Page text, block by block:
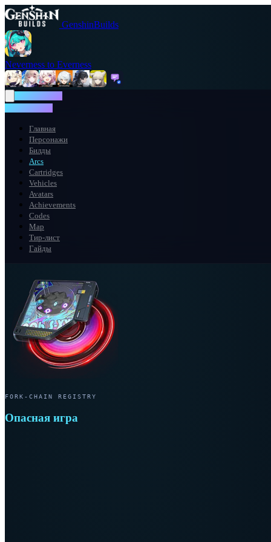
GenshinBuilds
Neverness to Everness
Главная
Персонажи
Билды
Arcs
Cartridges
Vehicles
Avatars
Achievements
Codes
Map
Тир-лист
Гайды
FORK-CHAIN REGISTRY
Опасная игра